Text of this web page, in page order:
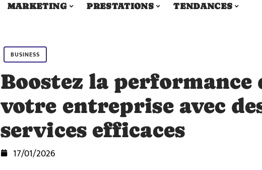
MARKETING PRESTATIONS TENDANCES
BUSINESS
Boostez la performance
votre entreprise avec
services efficaces
17/01/2026